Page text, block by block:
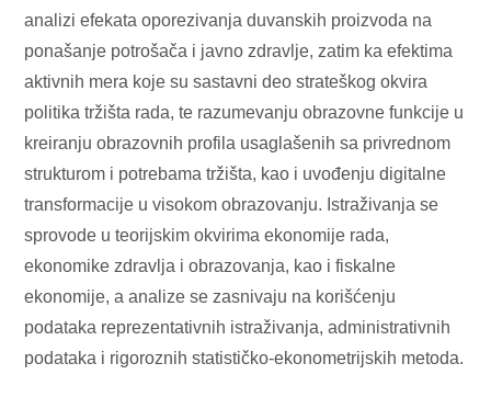
analizi efekata oporezivanja duvanskih proizvoda na
ponašanje potrošača i javno zdravlje, zatim ka efektima
aktivnih mera koje su sastavni deo strateškog okvira
politika tržišta rada, te razumevanju obrazovne funkcije u
kreiranju obrazovnih profila usaglašenih sa privrednom
strukturom i potrebama tržišta, kao i uvođenju digitalne
transformacije u visokom obrazovanju. Istraživanja se
sprovode u teorijskim okvirima ekonomije rada,
ekonomike zdravlja i obrazovanja, kao i fiskalne
ekonomije, a analize se zasnivaju na korišćenju
podataka reprezentativnih istraživanja, administrativnih
podataka i rigoroznih statističko-ekonometrijskih metoda.